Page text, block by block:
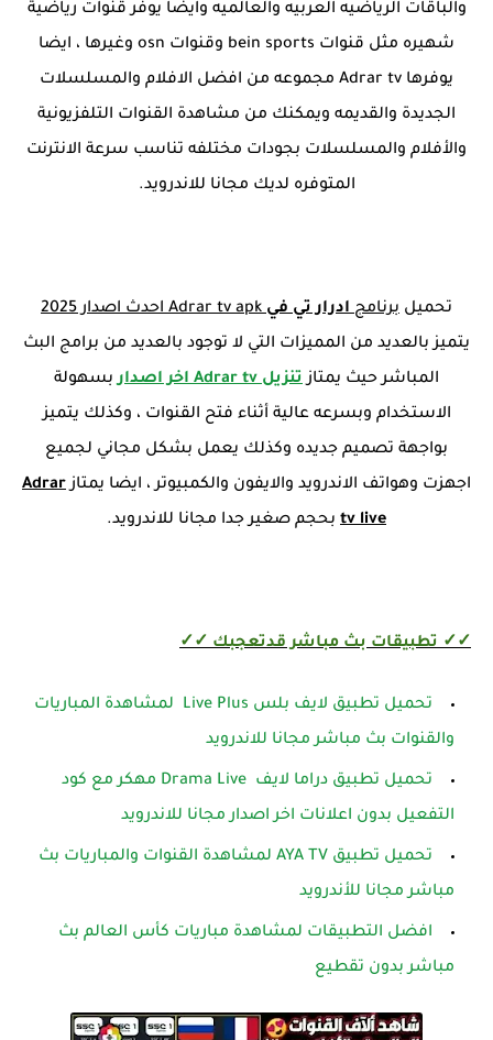
والباقات الرياضيه العربيه والعالميه وايضا يوفر قنوات رياضية
شهيره مثل قنوات bein sports وقنوات osn وغيرها ، ايضا
يوفرها Adrar tv مجموعه من افضل الافلام والمسلسلات
الجديدة والقديمه ويمكنك من مشاهدة القنوات التلفزيونية
والأفلام والمسلسلات بجودات مختلفه تناسب سرعة الانترنت
المتوفره لديك مجانا للاندرويد.
تحميل برنامجادرار تي فيAdrar tv apk احدث اصدار 2025
يتميز بالعديد من المميزات التي لا توجود بالعديد من برامج البث
المباشر حيث يمتازتنزيل Adrar tv اخر اصدار
بسهولة
الاستخدام وبسرعه عالية أثناء فتح القنوات ، وكذلك يتميز
بواجهة تصميم جديده وكذلك يعمل بشكل مجاني لجميع
اجهزت وهواتف الاندرويد والايفون والكمبيوتر ، ايضا يمتازAdrar
tv live بحجم صغير جدا مجانا للاندرويد.
✓✓ تطبيقات بث مباشر قدتعجبك ✓✓
تحميل تطبيق لايف بلس Live Plus لمشاهدة المباريات
والقنوات بث مباشر مجانا للاندرويد
تحميل تطبيق دراما لايف Drama Live مهكر مع كود
التفعيل بدون اعلانات اخر اصدار مجانا للاندرويد
تحميل تطبيق AYA TV لمشاهدة القنوات والمباريات بث
مباشر مجانا للأندرويد
افضل التطبيقات لمشاهدة مباريات كأس العالم بث
مباشر بدون تقطيع